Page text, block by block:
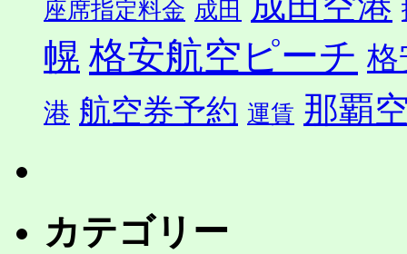
座席指定料金 成田
幌 格安航空ピーチ 格
港 航空券予約 運賃 那覇
カテゴリー